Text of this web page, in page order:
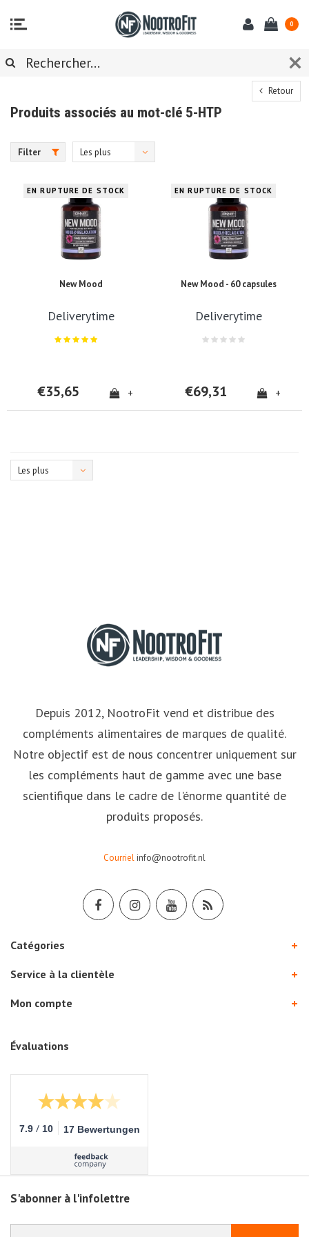
0
Retour
Produits associés au mot-clé 5-HTP
Filter
Les plus
EN RUPTURE DE STOCK
New Mood
Deliverytime
€35,65 +
EN RUPTURE DE STOCK
New Mood - 60 capsules
Deliverytime
€69,31 +
Les plus
Depuis 2012, NootroFit vend et distribue des
compléments alimentaires de marques de qualité.
Notre objectif est de nous concentrer uniquement sur
les compléments haut de gamme avec une base
scientifique dans le cadre de l'énorme quantité de
produits proposés.
Courrielinfo@nootrofit.nl
Catégories
Service à la clientèle
Mon compte
Évaluations
7.9 / 10 17 Bewertungen
S'abonner à l'infolettre